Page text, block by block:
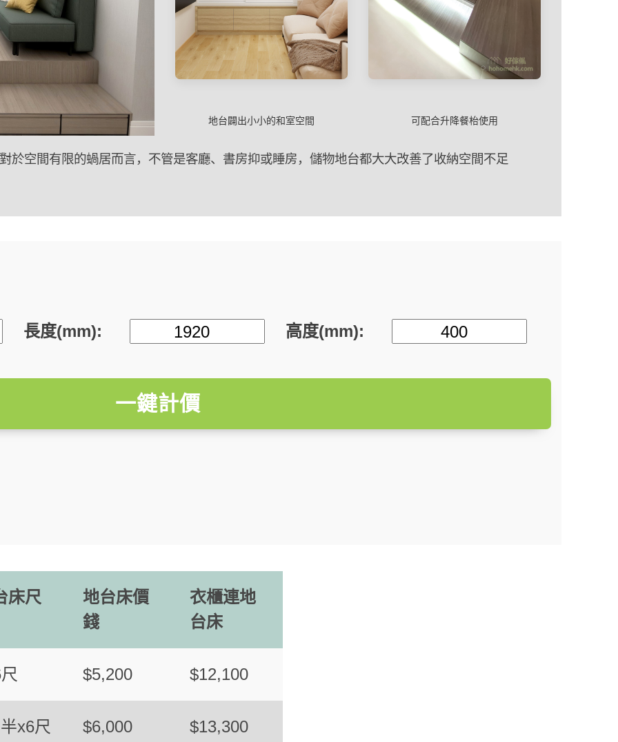
地台闢出小小的和室空間 可配合升降餐枱使用
於空間有限的蝸居而言，不管是客廳、書房抑或睡房，儲物地台都大大改善了收納空間不足
上日式榻榻米，又可以變成網紅風格的懶人區域，連摩登現代風都能夠駕馭，特別受年輕業
長度(mm): 高度(mm):
一鍵計價
床尺
地台床價
錢
衣櫃連地
台床
$5,200 $12,100
x6尺 $6,000 $13,300